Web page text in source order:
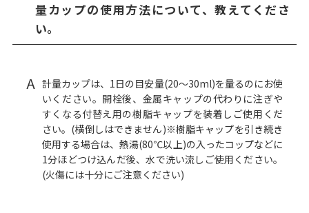
量カップの使用方法について、教えてくださ
い。
A 計量カップは、1日の目安量(20～30ml)を量るのにお使
いください。開栓後、金属キャップの代わりに注ぎや
すくなる付替え用の樹脂キャップを装着しご使用くだ
さい。(横倒しはできません)※樹脂キャップを引き続き
使用する場合は、熱湯(80℃以上)の入ったコップなどに
1分ほどつけ込んだ後、水で洗い流しご使用ください。
(火傷には十分にご注意ください)